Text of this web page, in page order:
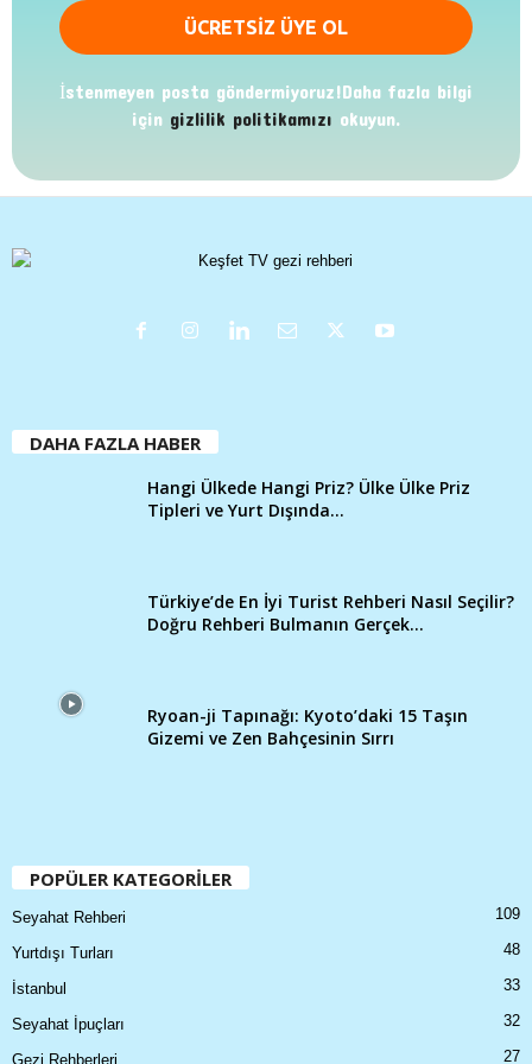
İstenmeyen posta göndermiyoruz!Daha fazla bilgi
için gizlilik politikamızı okuyun.
DAHA FAZLA HABER
Hangi Ülkede Hangi Priz? Ülke Ülke Priz
Tipleri ve Yurt Dışında...
Türkiye’de En İyi Turist Rehberi Nasıl Seçilir?
Doğru Rehberi Bulmanın Gerçek...
Ryoan-ji Tapınağı: Kyoto’daki 15 Taşın
Gizemi ve Zen Bahçesinin Sırrı
POPÜLER KATEGORİLER
Seyahat Rehberi 109
Yurtdışı Turları 48
İstanbul 33
Seyahat İpuçları 32
Gezi Rehberleri 27